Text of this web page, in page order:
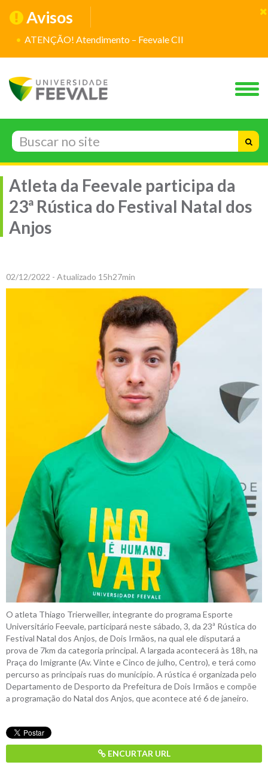
Avisos
ATENÇÃO! Atendimento – Feevale CII
Atleta da Feevale participa da
23ª Rústica do Festival Natal dos
Anjos
02/12/2022 - Atualizado 15h27min
O atleta Thiago Trierweiller, integrante do programa Esporte
Universitário Feevale, participará neste sábado, 3, da 23ª Rústica do
Festival Natal dos Anjos, de Dois Irmãos, na qual ele disputará a
prova de 7km da categoria principal. A largada acontecerá às 18h, na
Praça do Imigrante (Av. Vinte e Cinco de julho, Centro), e terá como
percurso as principais ruas do município. A rústica é organizada pelo
Departamento de Desporto da Prefeitura de Dois Irmãos e compõe
a programação do Natal dos Anjos, que acontece até 6 de janeiro.
ENCURTAR URL